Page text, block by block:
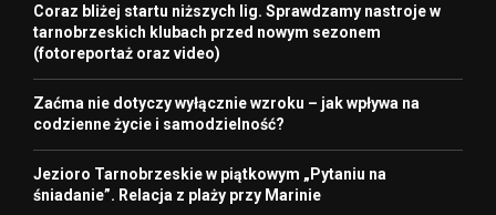
Coraz bliżej startu niższych lig. Sprawdzamy nastroje w
tarnobrzeskich klubach przed nowym sezonem
(fotoreportaż oraz video)
Zaćma nie dotyczy wyłącznie wzroku – jak wpływa na
codzienne życie i samodzielność?
Jezioro Tarnobrzeskie w piątkowym „Pytaniu na
śniadanie”. Relacja z plaży przy Marinie